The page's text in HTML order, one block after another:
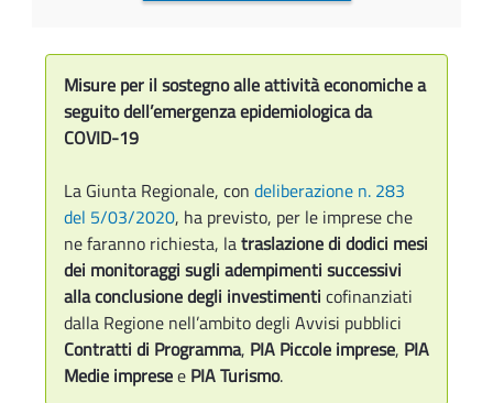
Misure per il sostegno alle attività economiche a
seguito dell’emergenza epidemiologica da
COVID-19
La Giunta Regionale, con deliberazione n. 283
del 5/03/2020, ha previsto, per le imprese che
ne faranno richiesta, latraslazione di dodici mesi
dei monitoraggi sugli adempimenti successivi
alla conclusione degli investimenti cofinanziati
dalla Regione nell’ambito degli Avvisi pubblici
Contratti di Programma, PIA Piccole imprese, PIA
Medie impresee PIA Turismo.